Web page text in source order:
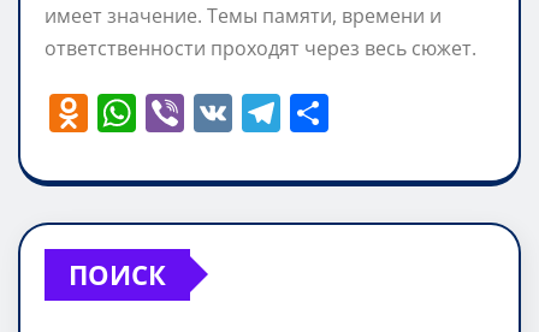
имеет значение. Темы памяти, времени и
ответственности проходят через весь сюжет.
O
n
o
kl
a
W
at
s
A
p
Vi
er
V T
e
gr
п
р
ПОИСК